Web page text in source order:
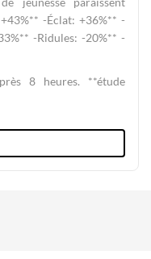
-Éclat: +36%**​ -
-Ridules: -20%**​ -
8 heures.​ **étude